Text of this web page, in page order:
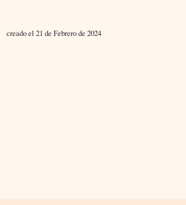
creado el 21 de Febrero de 2024